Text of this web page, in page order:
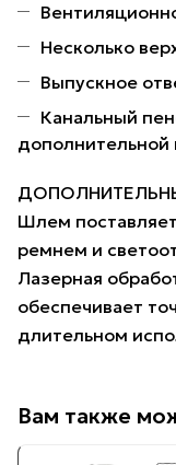
Несколько
Выпускное
Канальный
дополнительной
Шлем
ремнем и
Лазерная
обеспечивает
длительном
Вам также